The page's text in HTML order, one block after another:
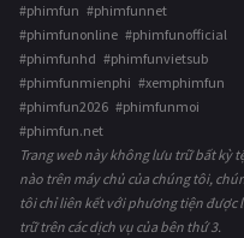
#phimfun #phimfunnet
#phimfunonline #phimfunofficial
#phimfunhd #phimfunvietsub
#phimfunmienphi #xemphimfun
#phimfun2026 #phimfunmoi
#phimfun.net
Trang web này không lưu trữ bất kỳ
nào trên máy chủ của chúng tôi,
tôi chỉ liên kết với phương tiện được
trữ trên các dịch vụ của bên thứ 3.